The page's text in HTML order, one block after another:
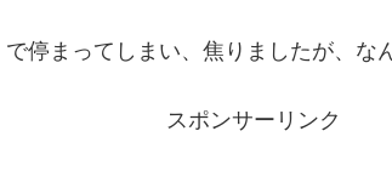
停まってしまい、焦りましたが、な
スポンサーリンク